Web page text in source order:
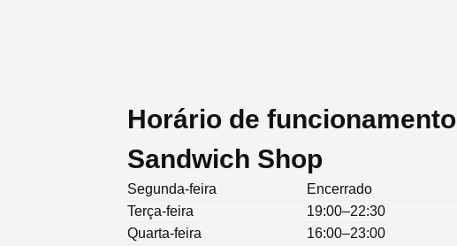
Horário de
Sandwich Shop
Segunda-feira
Encerrado
Terça-feira
19:00–22:30
Quarta-feira
16:00–23:00